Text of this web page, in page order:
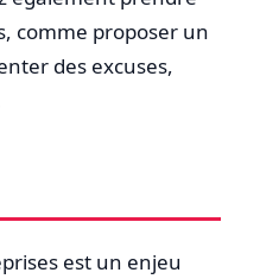
comme proposer un
des excuses,
est un enjeu